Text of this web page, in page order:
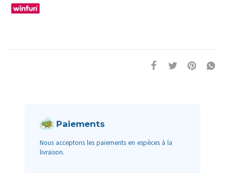
Paiements
Nous acceptons les paiements en espèces à la
livraison.